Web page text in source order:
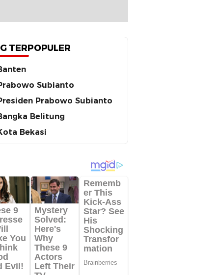
TERPOPULER
Subianto
Prabowo Subianto
Belitung
Bekasi